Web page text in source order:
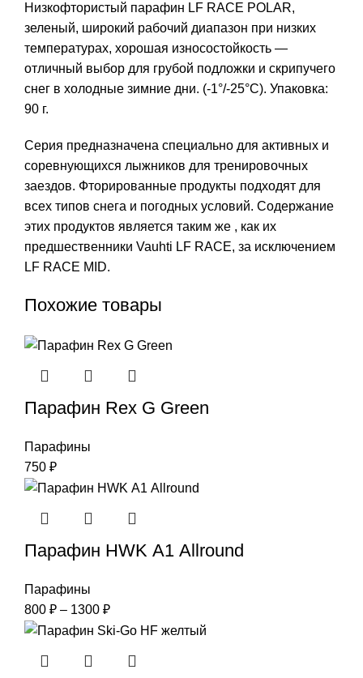
Низкофтористый парафин LF RACE POLAR,
зеленый, широкий рабочий диапазон при низких
температурах, хорошая износостойкость —
отличный выбор для грубой подложки и скрипучего
снег в холодные зимние дни. (-1°/-25°С). Упаковка:
90 г.
Серия предназначена специально для активных и
соревнующихся лыжников для тренировочных
заездов. Фторированные продукты подходят для
всех типов снега и погодных условий. Содержание
этих продуктов является таким же , как их
предшественники Vauhti LF RACE, за исключением
LF RACE MID.
Похожие товары
Парафин Rex G Green
Парафины
750 ₽
Парафин HWK А1 Allround
Парафины
800 ₽ – 1300 ₽Диапазон
цен: